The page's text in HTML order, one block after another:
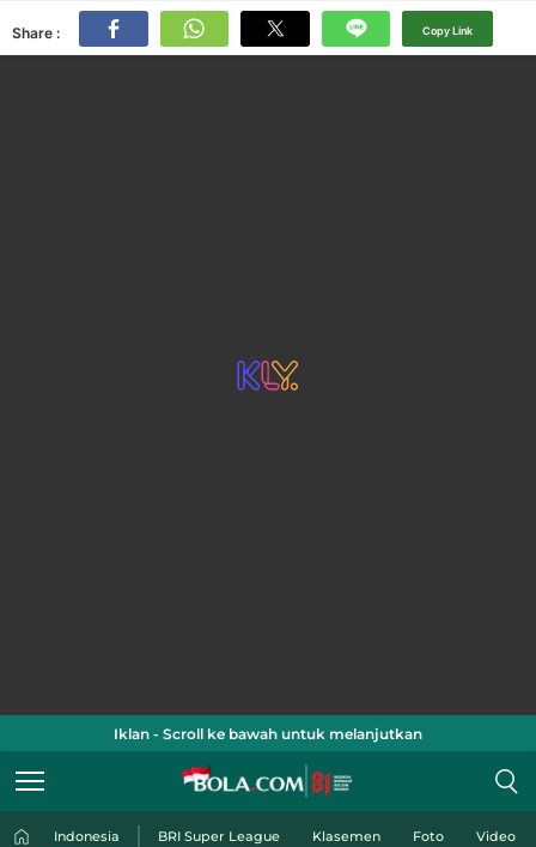
Share : Copy Link
Iklan - Scroll ke bawah untuk melanjutkan
Indonesia BRI Super League Klasemen Foto Video